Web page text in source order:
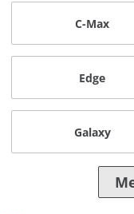
C-Max
Edge
Galaxy